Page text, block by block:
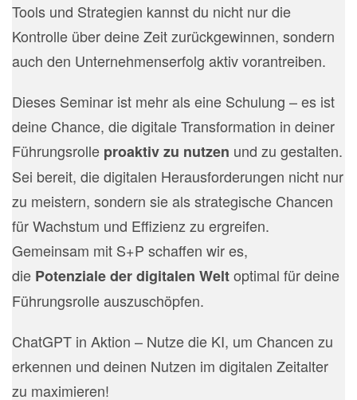
Tools und Strategien kannst du nicht nur die
Kontrolle über deine Zeit zurückgewinnen, sondern
auch den Unternehmenserfolg aktiv vorantreiben.
Dieses Seminar ist mehr als eine Schulung – es ist
deine Chance, die digitale Transformation in deiner
Führungsrolle proaktiv zu nutzen und zu gestalten.
Sei bereit, die digitalen Herausforderungen nicht nur
zu meistern, sondern sie als strategische Chancen
für Wachstum und Effizienz zu ergreifen.
Gemeinsam mit S+P schaffen wir es,
die Potenziale der digitalen Weltoptimal für deine
Führungsrolle auszuschöpfen.
ChatGPT in Aktion – Nutze die KI, um Chancen zu
erkennen und deinen Nutzen im digitalen Zeitalter
zu maximieren!